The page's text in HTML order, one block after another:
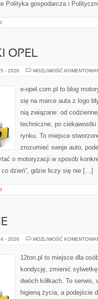
Polityka gospodarcza i
OPEL
- 2026 MOŻLIWOŚĆ
e-opel.com.pl to blog
się na marce auta z logo
nią związane: od
techniczne, po
rynku. To miejsce
zrozumieć swoje auto,
o motoryzacji w sposób
co dzień”, gdzie liczy się nie […]
- 2026 MOŻLIWOŚĆ
12ton.pl to miejsce dla
kondycję, zmienić
dwóch kółkach. To serwis,
higieną życia, a podejście